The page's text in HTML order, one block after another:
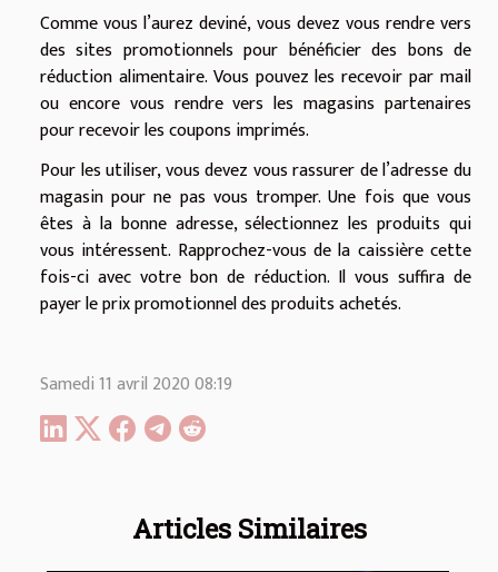
Articles Similaires
Comme vous l’aurez deviné, vous devez vous rendre vers
des sites promotionnels pour bénéficier des bons de
réduction alimentaire. Vous pouvez les recevoir par mail
ou encore vous rendre vers les magasins partenaires
pour recevoir les coupons imprimés.
Pour les utiliser, vous devez vous rassurer de l’adresse du
magasin pour ne pas vous tromper. Une fois que vous
êtes à la bonne adresse, sélectionnez les produits qui
vous intéressent. Rapprochez-vous de la caissière cette
fois-ci avec votre bon de réduction. Il vous suffira de
payer le prix promotionnel des produits achetés.
Samedi 11 avril 2020 08:19